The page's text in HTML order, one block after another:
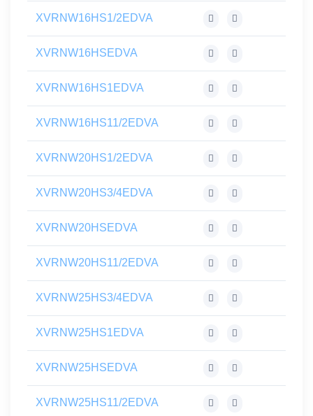
XVRNW16HS1/2EDVA
XVRNW16HSEDVA
XVRNW16HS1EDVA
XVRNW16HS11/2EDVA
XVRNW20HS1/2EDVA
XVRNW20HS3/4EDVA
XVRNW20HSEDVA
XVRNW20HS11/2EDVA
XVRNW25HS3/4EDVA
XVRNW25HS1EDVA
XVRNW25HSEDVA
XVRNW25HS11/2EDVA